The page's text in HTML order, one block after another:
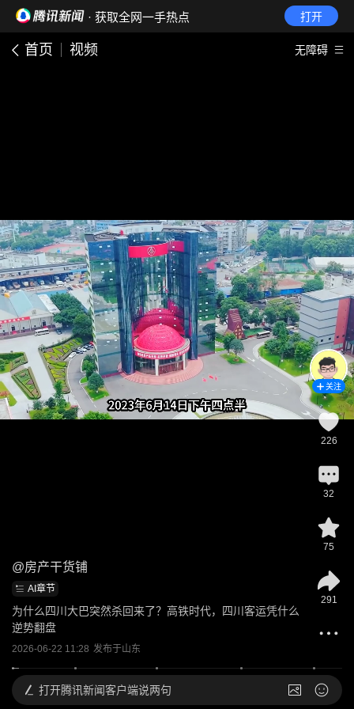
· 获取全网一手热点 打开
首页 视频 无障碍
@房产干货铺
AI章节
为什么四川大巴突然杀回来了？高铁时代，四川客运凭什么
逆势翻盘
2026-06-22 11:28 发布于山东
关注
226
32
75
291
打开腾讯新闻客户端说两句